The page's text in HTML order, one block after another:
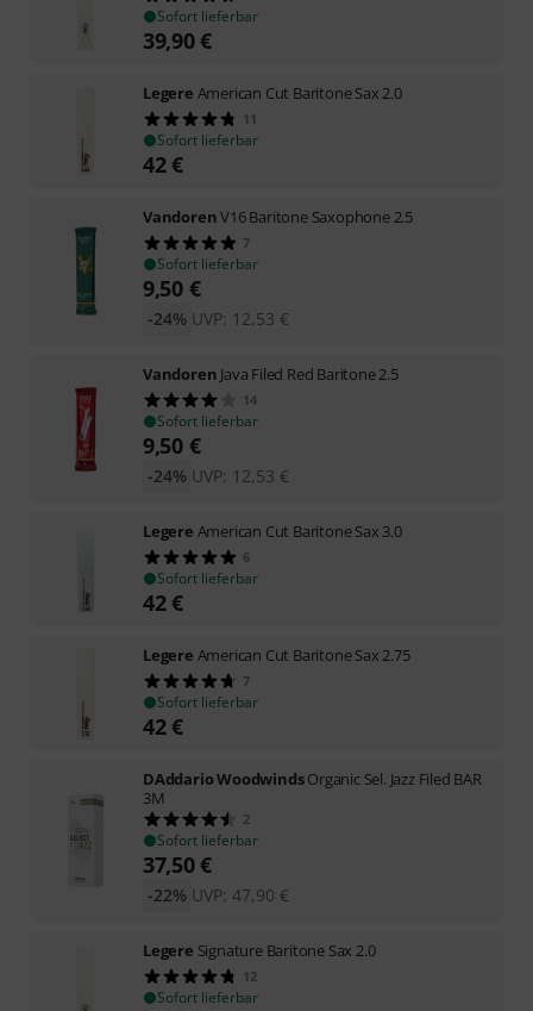
Sofort lieferbar
39,90€
Legere American Cut Baritone Sax 2.0
11
Sofort lieferbar
42€
VandorenV16 Baritone Saxophone 2.5
7
Sofort lieferbar
9,50 €
UVP: 12,53 €
-24%
Vandoren Java Filed Red Baritone 2.5
14
Sofort lieferbar
9,50 €
UVP: 12,53 €
-24%
Legere American Cut Baritone Sax 3.0
6
Sofort lieferbar
42€
Legere American Cut Baritone Sax 2.75
7
Sofort lieferbar
42€
DAddario WoodwindsOrganic Sel. Jazz Filed BAR
3M
2
Sofort lieferbar
37,50€
UVP: 47,90 €
-22%
Legere Signature Baritone Sax 2.0
12
Sofort lieferbar